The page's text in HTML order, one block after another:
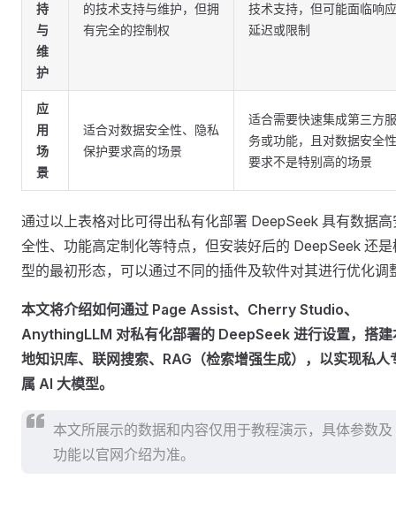
持
与
维
护
的技术支持与维护，但拥
有完全的控制权
技术支持，但可能面临响应
延迟或限制
应
用
场
景
适合对数据安全性、隐私
保护要求高的场景
适合需要快速集成第三方服
务或功能，且对数据安全性
要求不是特别高的场景
通过以上表格对比可得出私有化部署 DeepSeek 具有数据高
全性、功能高定制化等特点，但安装好后的 DeepSeek 还是
型的最初形态，可以通过不同的插件及软件对其进行优化调
本文将介绍如何通过 Page Assist、Cherry Studio、
AnythingLLM 对私有化部署的 DeepSeek 进行设置，搭建
地知识库、联网搜索、RAG（检索增强生成），以实现私人
属 AI 大模型。
本文所展示的数据和内容仅用于教程演示，具体参数及
功能以官网介绍为准。